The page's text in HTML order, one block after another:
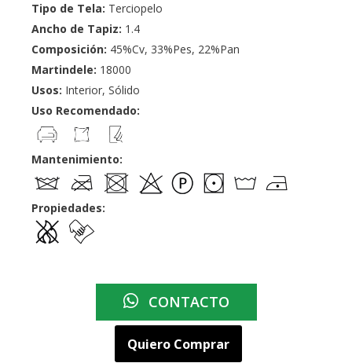
Tipo de Tela: Terciopelo
Ancho de Tapiz: 1.4
Composición: 45%Cv, 33%Pes, 22%Pan
Martindele: 18000
Usos: Interior, Sólido
Uso Recomendado:
Mantenimiento:
Propiedades:
CONTACTO
Quiero Comprar